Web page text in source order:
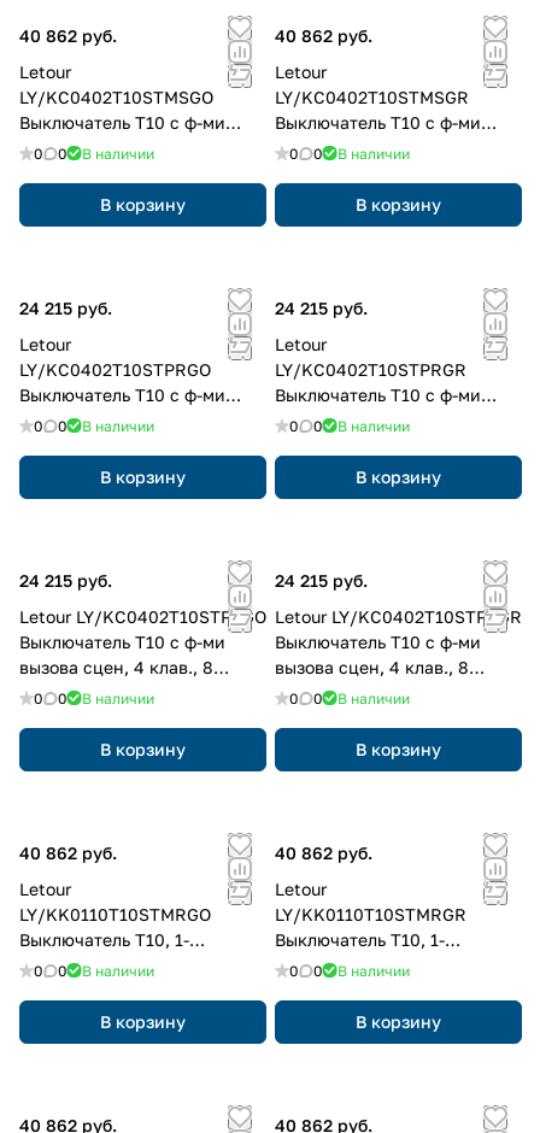
40 862 руб.
Letour
LY/KC0402T10STMSGO
Выключатель Т10 с ф-ми
вызова сцен, 4 клав., 8
0 0 В наличии
В корзину
40 862 руб.
Letour
LY/KC0402T10STMSGR
Выключатель Т10 с ф-ми
вызова сцен, 4 клав., 8
0 0 В наличии
В корзину
24 215 руб.
Letour
LY/KC0402T10STPRGO
Выключатель Т10 с ф-ми
вызова сцен, 4 клав., 8
0 0 В наличии
В корзину
24 215 руб.
Letour
LY/KC0402T10STPRGR
Выключатель Т10 с ф-ми
вызова сцен, 4 клав., 8
0 0 В наличии
В корзину
24 215 руб.
Letour LY/KC0402T10STPSGO
Выключатель Т10 с ф-ми
вызова сцен, 4 клав., 8
кнопок, пластик, квадр.,
0 0 В наличии
В корзину
24 215 руб.
Letour LY/KC0402T10STPSGR
Выключатель Т10 с ф-ми
вызова сцен, 4 клав., 8
кнопок, пластик, квадр.,
0 0 В наличии
В корзину
40 862 руб.
Letour
LY/KK0110T10STMRGO
Выключатель Т10, 1-
клавишн., встр. реле,
0 0 В наличии
В корзину
40 862 руб.
Letour
LY/KK0110T10STMRGR
Выключатель Т10, 1-
клавишн., встр. реле,
0 0 В наличии
В корзину
40 862 руб.
40 862 руб.